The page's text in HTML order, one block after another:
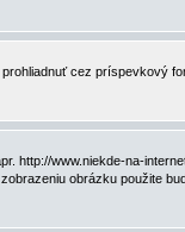
cez príspevkový
http://www.niekde-na-
obrázku použite